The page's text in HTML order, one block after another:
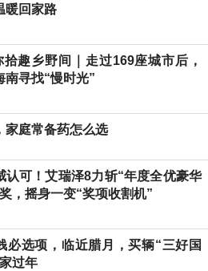
暖回家路
拾趣乡野间｜走过169座城市后，
南寻找“慢时光”
家庭常备药怎么选
认可！艾瑞泽8力斩“年度全优豪华
，摇身一变“奖项收割机”
必选项，临近腊月，买辆“三好国
过年